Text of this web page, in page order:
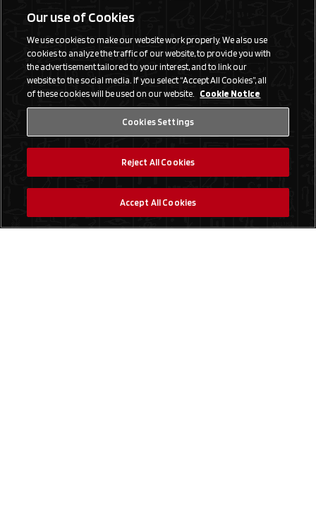
Our use of Cookies
We use cookies to make our website work properly. We also use
cookies to analyze the traffic of our website, to provide you with
the advertisement tailored to your interest, and to link our
website to the social media. If you select “Accept All Cookies”, all
of these cookies will be used on our website. Cookie Notice
Cookies Settings
Reject All Cookies
Accept All Cookies